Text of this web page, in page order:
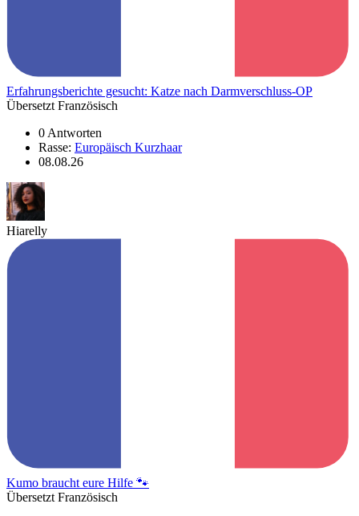
Erfahrungsberichte gesucht: Katze nach Darmverschluss-OP
Übersetzt Französisch
0 Antworten
Rasse: Europäisch Kurzhaar
08.08.26
Hiarelly
Kumo braucht eure Hilfe 🐾
Übersetzt Französisch